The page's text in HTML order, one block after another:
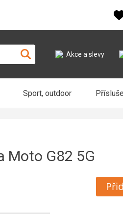
Akce a slevy
Sport, outdoor
Moto G82 5G